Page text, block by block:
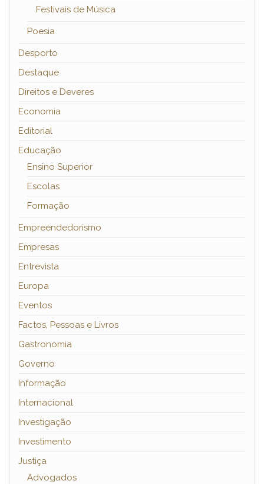
Festivais de Música
Poesia
Desporto
Destaque
Direitos e Deveres
Economia
Editorial
Educação
Ensino Superior
Escolas
Formação
Empreendedorismo
Empresas
Entrevista
Europa
Eventos
Factos, Pessoas e Livros
Gastronomia
Governo
Informação
Internacional
Investigação
Investimento
Justiça
Advogados